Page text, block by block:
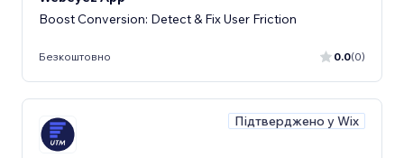
Boost Conversion: Detect & Fix User Friction
Безкоштовно 0.0(0)
Підтверджено у Wix